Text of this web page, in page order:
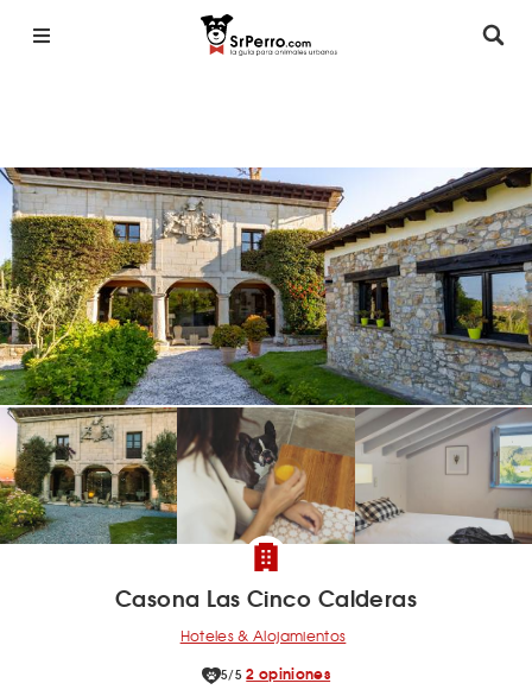
Casona Las Cinco Calderas
Hoteles & Alojamientos
5/5 2 opiniones